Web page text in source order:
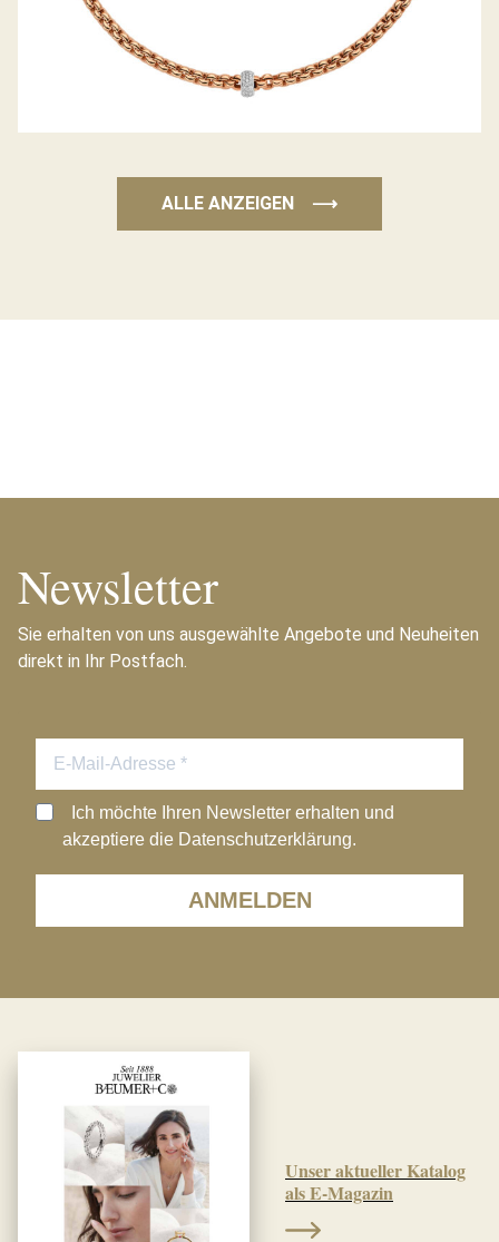
ALLE ANZEIGEN ⟶
Newsletter
Sie erhalten von uns ausgewählte Angebote und Neuheiten
direkt in Ihr Postfach.
ANMELDEN
Ich möchte Ihren Newsletter erhalten und
akzeptiere die Datenschutzerklärung.
Unser aktueller Katalog
als E-Magazin